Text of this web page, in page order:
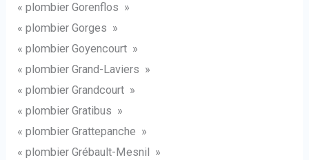
« plombier Gorenflos »
« plombier Gorges »
« plombier Goyencourt »
« plombier Grand-Laviers »
« plombier Grandcourt »
« plombier Gratibus »
« plombier Grattepanche »
« plombier Grébault-Mesnil »